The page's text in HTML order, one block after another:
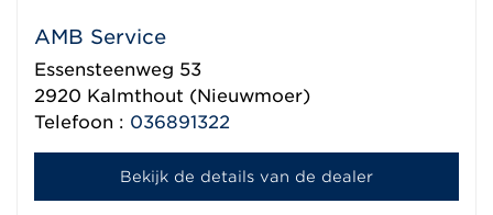
AMB Service
Essensteenweg 53
2920 Kalmthout (Nieuwmoer)
Telefoon : 036891322
Bekijk de details van de dealer